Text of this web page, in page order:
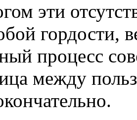
эти
гордости,
процесс
между